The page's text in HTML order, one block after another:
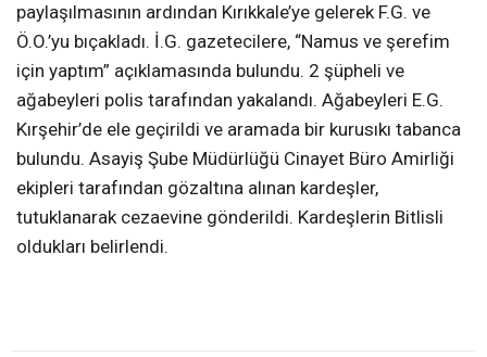
paylaşılmasının ardından Kırıkkale’ye gelerek F.G. ve
Ö.O.’yu bıçakladı. İ.G. gazetecilere, “Namus ve şerefim
için yaptım” açıklamasında bulundu. 2 şüpheli ve
ağabeyleri polis tarafından yakalandı. Ağabeyleri E.G.
Kırşehir’de ele geçirildi ve aramada bir kurusıkı tabanca
bulundu. Asayiş Şube Müdürlüğü Cinayet Büro Amirliği
ekipleri tarafından gözaltına alınan kardeşler,
tutuklanarak cezaevine gönderildi. Kardeşlerin Bitlisli
oldukları belirlendi.